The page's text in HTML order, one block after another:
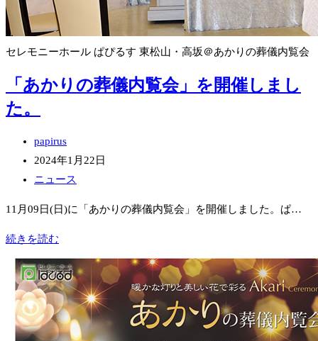
セレモニーホール ぱぴるす 東松山・高坂＠あかりの葬儀内覧会
「あかりの葬儀内覧会」を開催しまし
た。
投
稿
者:
papirus
投
稿
開
日:
2024年1月22日
投
カ
テ
ゴ
リ
ー:
ニュース
11月09日(日)に「あかりの葬儀内覧会」を開催しました。ぱ…
続きを読む
か
り
の
葬
儀